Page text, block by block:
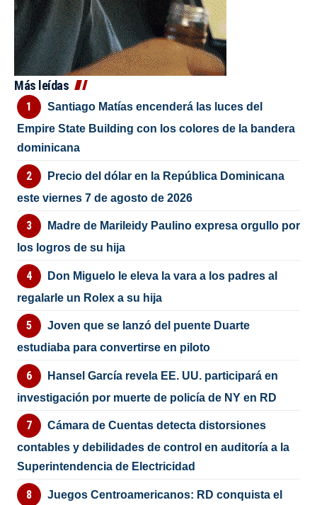
Más leídas
Santiago Matías encenderá las luces del
Empire State Building con los colores de la bandera
dominicana
Precio del dólar en la República Dominicana
este viernes 7 de agosto de 2026
Madre de Marileidy Paulino expresa orgullo por
los logros de su hija
Don Miguelo le eleva la vara a los padres al
regalarle un Rolex a su hija
Joven que se lanzó del puente Duarte
estudiaba para convertirse en piloto
Hansel García revela EE. UU. participará en
investigación por muerte de policía de NY en RD
Cámara de Cuentas detecta distorsiones
contables y debilidades de control en auditoría a la
Superintendencia de Electricidad
Juegos Centroamericanos: RD conquista el